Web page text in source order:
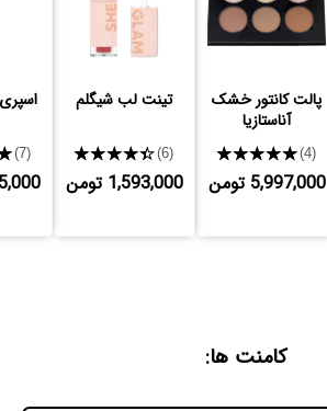
پالت کانتور خشک
آناستازیا
★★★★★(4)
5,997,000 تومن
تینت لب شیگلم
★★★★★(6)
1,593,000 تومن
(7)
کامنت ها: